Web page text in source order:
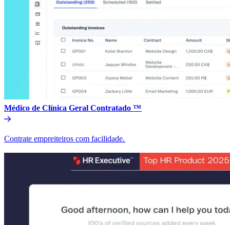
Médico de Clínica Geral Contratado ™​​
Contrate empreiteiros com facilidade.​​